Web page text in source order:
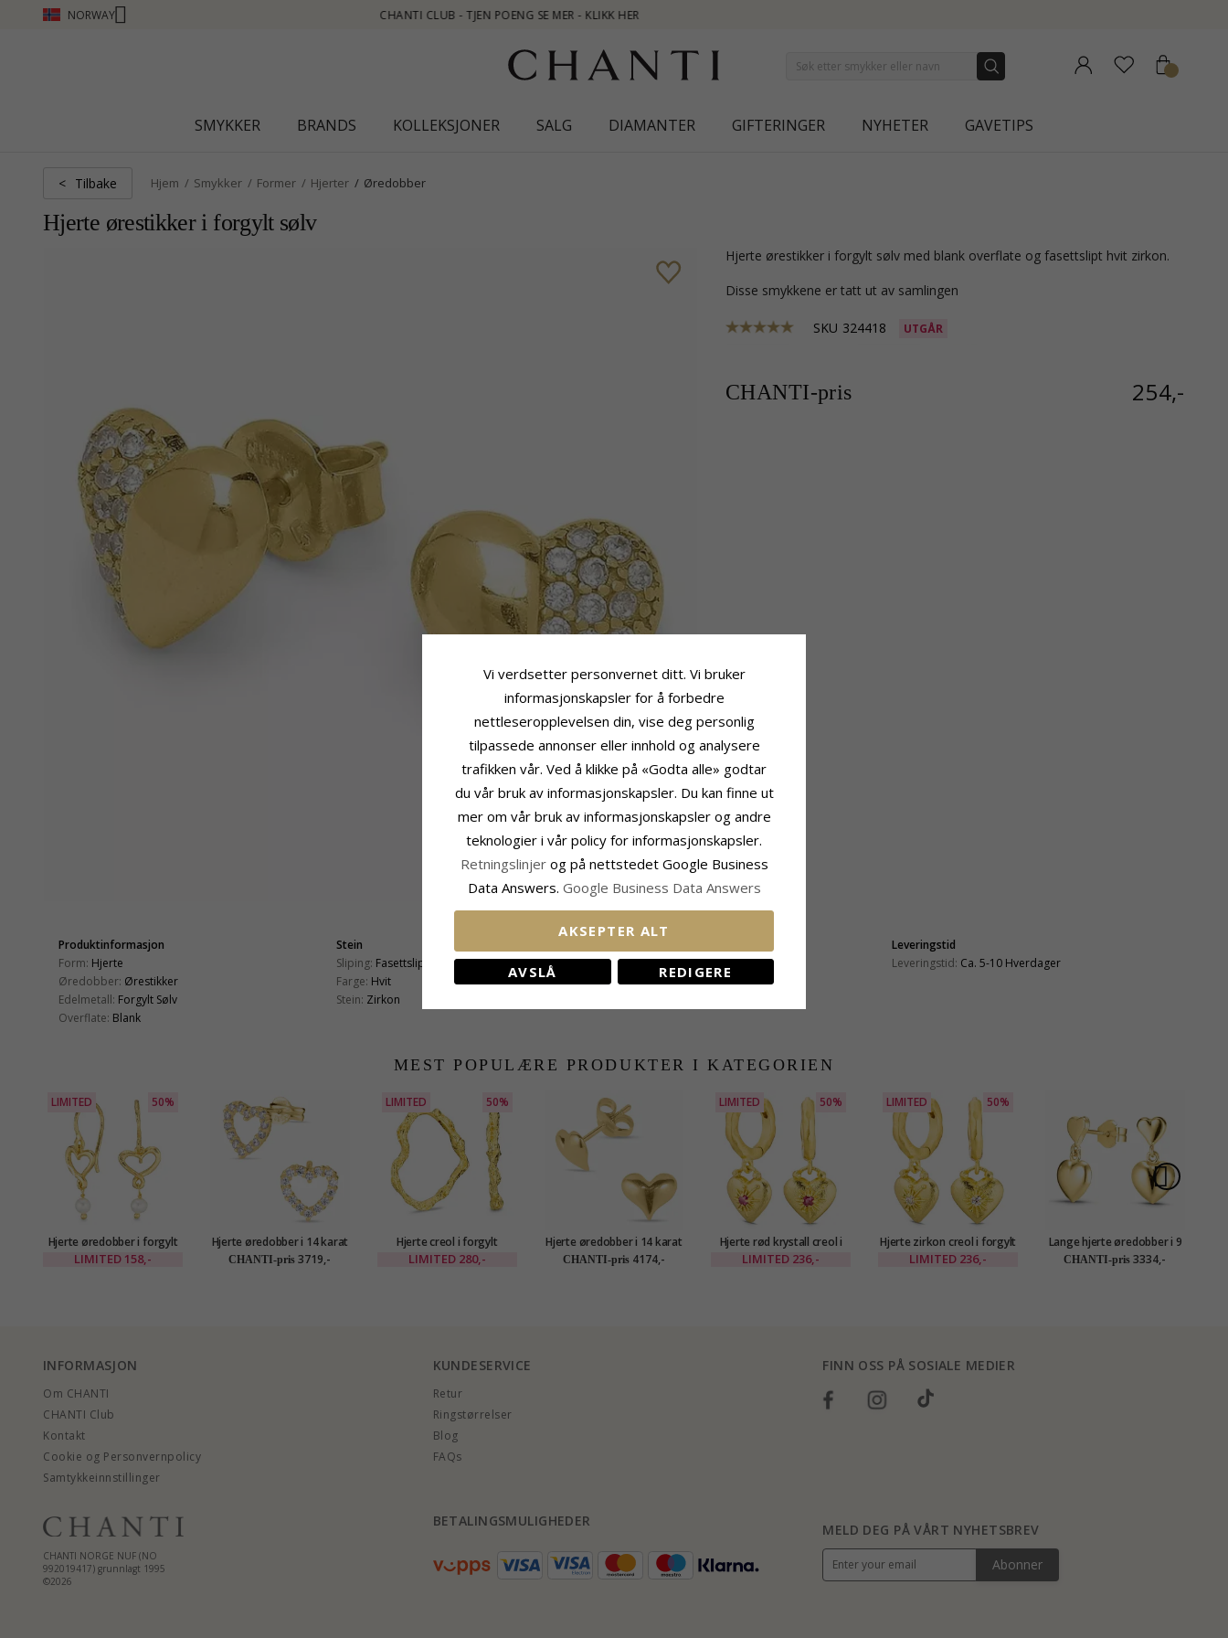
NORWAY
CHANTI CLUB - TJEN POENG SE MER - KLIKK HER
SMYKKER BRANDS KOLLEKSJONER SALG DIAMANTER GIFTERINGER NYHETER GAVETIPS
< Tilbake Hjem Smykker Former Hjerter Øredobber
Hjerte ørestikker i forgylt sølv
hjerte ørestikker i forgylt sølv med blank overflate og fasettslipt hvit zirkon.
Disse smykkene er tatt ut av samlingen
SKU 324418 UTGÅR
CHANTI-pris 254,-
Produktinformasjon
Form: Hjerte
Øredobber: Ørestikker
Edelmetall: Forgylt Sølv
Overflate: Blank
Stein
Sliping: Fasettslipt
Farge: Hvit
Stein: Zirkon
Høyde:7,3 mm
Bredde:7,8 mm
Leveringstid
Leveringstid: Ca. 5-10 Hverdager
MEST POPULÆRE PRODUKTER I KATEGORIEN
LIMITED 50%
Hjerte øredobber i forgylt
messing - Eliné
LIMITED 158,-
Hjerte øredobber i 14 karat
gull med zirkon - Gold
Collection
CHANTI-pris 3719,-
LIMITED 50%
Hjerte creol i forgylt
messing - Eliné
LIMITED 280,-
Hjerte øredobber i 14 karat
gull - Gold Collection
CHANTI-pris 4174,-
LIMITED 50%
Hjerte rød krystall creol i
forgylt messing - Eliné
LIMITED 236,-
LIMITED 50%
Hjerte zirkon creol i forgylt
messing - Eliné
LIMITED 236,-
Lange hjerte øredobber i 9
karat gull - Gold Collection
CHANTI-pris 3334,-
INFORMASJON
Om CHANTI
CHANTI Club
Kontakt
Cookie og Personvernpolicy
Samtykkeinnstillinger
KUNDESERVICE
Retur
Ringstørrelser
Blog
FAQs
FINN OSS PÅ SOSIALE MEDIER
CHANTI NORGE NUF (NO
992019417) grunnlagt 1995
©2026
BETALINGSMULIGHEDER
MELD DEG PÅ VÅRT NYHETSBREV
Abonner
Vi verdsetter personvernet ditt. Vi bruker
informasjonskapsler for å forbedre
nettleseropplevelsen din, vise deg personlig
tilpassede annonser eller innhold og analysere
trafikken vår. Ved å klikke på «Godta alle» godtar
du vår bruk av informasjonskapsler. Du kan finne ut
mer om vår bruk av informasjonskapsler og andre
teknologier i vår policy for informasjonskapsler.
Retningslinjer og på nettstedet Google Business
Data Answers. Google Business Data Answers
AKSEPTER ALT
AVSLÅ REDIGERE